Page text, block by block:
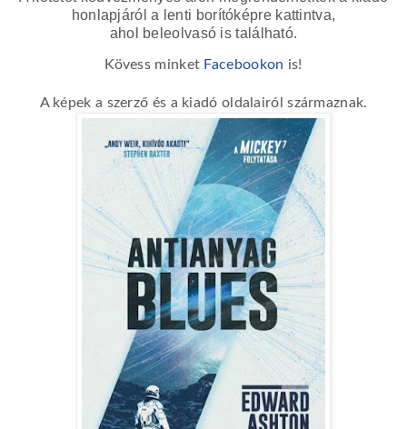
honlapjáról a lenti borítóképre kattintva,
ahol beleolvasó is található.
Kövess minket Facebookon is!
A képek a szerző és a kiadó oldalairól származnak.